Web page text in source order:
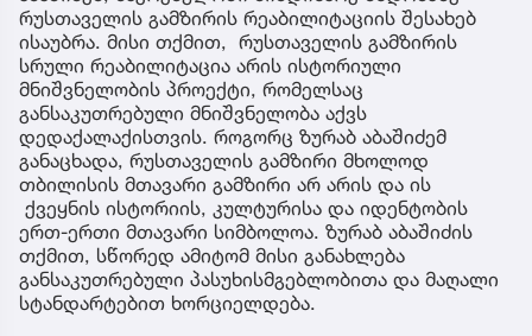
რუსთაველის გამზირის რეაბილიტაციის შესახებ
ისაუბრა. მისი თქმით, რუსთაველის გამზირის
სრული რეაბილიტაცია არის ისტორიული
მნიშვნელობის პროექტი, რომელსაც
განსაკუთრებული მნიშვნელობა აქვს
დედაქალაქისთვის. როგორც ზურაბ აბაშიძემ
განაცხადა, რუსთაველის გამზირი მხოლოდ
თბილისის მთავარი გამზირი არ არის და ის
ქვეყნის ისტორიის, კულტურისა და იდენტობის
ერთ-ერთი მთავარი სიმბოლოა. ზურაბ აბაშიძის
თქმით, სწორედ ამიტომ მისი განახლება
განსაკუთრებული პასუხისმგებლობითა და მაღალი
სტანდარტებით ხორციელდება.